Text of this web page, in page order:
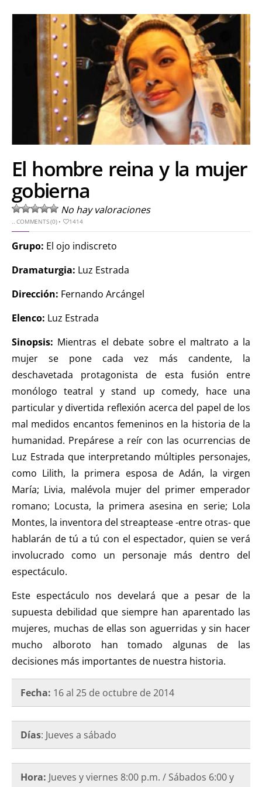
El hombre reina y la mujer
gobierna
No hay valoraciones
..COMMENTS (0)• 1414
Grupo: El ojo indiscreto
Dramaturgia: Luz Estrada
Dirección: Fernando Arcángel
Elenco: Luz Estrada
Sinopsis: Mientras el debate sobre el maltrato a la
mujer se pone cada vez más candente, la
deschavetada protagonista de esta fusión entre
monólogo teatral y stand up comedy, hace una
particular y divertida reflexión acerca del papel de los
mal medidos encantos femeninos en la historia de la
humanidad. Prepárese a reír con las ocurrencias de
Luz Estrada que interpretando múltiples personajes,
como Lilith, la primera esposa de Adán, la virgen
María; Livia, malévola mujer del primer emperador
romano; Locusta, la primera asesina en serie; Lola
Montes, la inventora del streaptease -entre otras- que
hablarán de tú a tú con el espectador, quien se verá
involucrado como un personaje más dentro del
espectáculo.
Este espectáculo nos develará que a pesar de la
supuesta debilidad que siempre han aparentado las
mujeres, muchas de ellas son aguerridas y sin hacer
mucho alboroto han tomado algunas de las
decisiones más importantes de nuestra historia.
Fecha: 16 al 25 de octubre de2014
Días: Jueves a sábado
Hora: Jueves y viernes 8:00 p.m. / Sábados 6:00 y